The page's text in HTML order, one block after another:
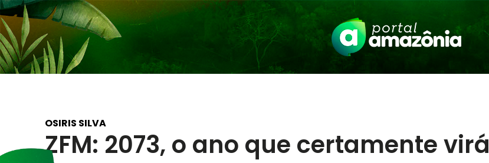
OSIRIS SILVA
ZFM: 2073, o ano que certamente virá